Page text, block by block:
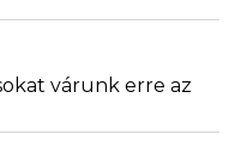
várunk erre az